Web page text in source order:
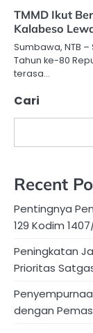
TMMD Ikut
Kalabeso
Sumbawa, NTB
Tahun ke-80
terasa…
Cari
Recent
Pentingnya
129 Kodim
Peningkatan
Prioritas
dengan